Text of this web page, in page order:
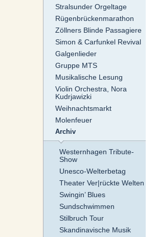
Stralsunder Orgeltage
Rügenbrückenmarathon
Zöllners Blinde Passagiere
Simon & Carfunkel Revival
Galgenlieder
Gruppe MTS
Musikalische Lesung
Violin Orchestra, Nora
Kudrjawizki
Weihnachtsmarkt
Molenfeuer
Archiv
Westernhagen Tribute-
Show
Unesco-Welterbetag
Theater Ver|rückte Welten
Swingin’ Blues
Sundschwimmen
Stilbruch Tour
Skandinavische Musik